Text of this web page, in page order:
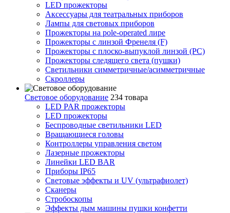
LED прожекторы
Аксессуары для театральных приборов
Лампы для световых приборов
Прожекторы на pole-operated лире
Прожекторы с линзой Френеля (F)
Прожекторы с плоско-выпуклой линзой (PC)
Прожекторы следящего света (пушки)
Светильники симметричные/асимметричные
Скроллеры
Световое оборудование 234 товара
LED PAR прожекторы
LED прожекторы
Беспроводные светильники LED
Вращающиеся головы
Контроллеры управления светом
Лазерные прожекторы
Линейки LED BAR
Приборы IP65
Световые эффекты и UV (ультрафиолет)
Сканеры
Стробоскопы
Эффекты дым машины пушки конфетти